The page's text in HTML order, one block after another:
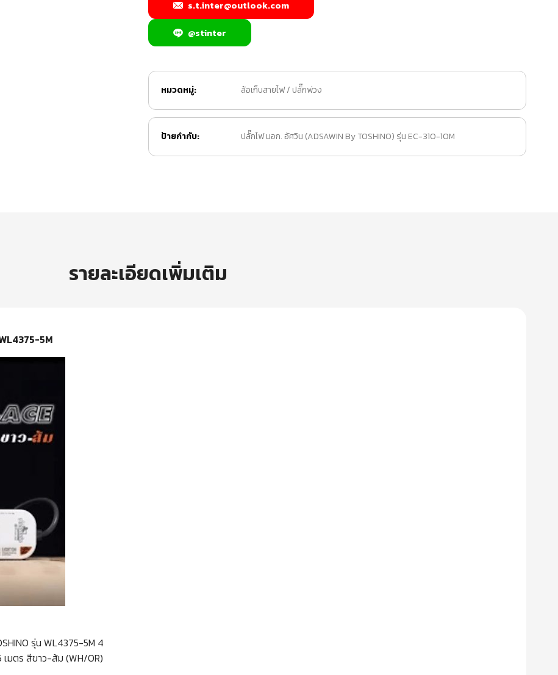
s.t.inter@outlook.com
@stinter
หมวดหมู่: ล้อเก็บสายไฟ / ปลั๊กพ่วง
ป้ายกำกับ: ปลั๊กไฟ มอก. อัศวิน (ADSAWIN By TOSHINO) รุ่น EC-310-10M
รายละเอียดเพิ่มเติม
5M
รุ่น WL4375-5M 4
มตร สีขาว-ส้ม (WH/OR)